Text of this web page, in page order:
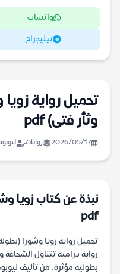
واتساب
تيليجرام
تحميل رواية
وثأر فتى) pdf
2026/05/17 روايات
نبذة عن كتاب زويا
pdf
رواية درامية تتناول
بطولية مؤثرة. من تأليف